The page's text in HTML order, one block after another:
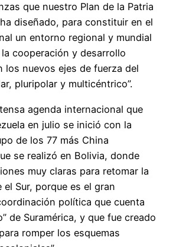
que nuestro Plan de la Patria
diseñado, para constituir en el
un entorno regional y mundial
cooperación y desarrollo
los nuevos ejes de fuerza del
pluripolar y multicéntrico”.
agenda internacional que
en julio se inició con la
de los 77 más China
se realizó en Bolivia, donde
muy claras para retomar la
el Sur, porque es el gran
política que cuenta
de Suramérica, y que fue creado
romper los esquemas